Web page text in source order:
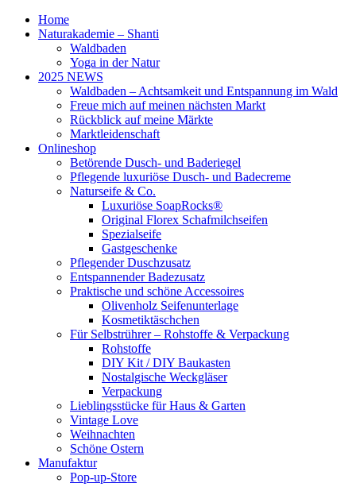
Home
Naturakademie – Shanti
Waldbaden
Yoga in der Natur
2025 NEWS
Waldbaden – Achtsamkeit und Entspannung im Wald
Freue mich auf meinen nächsten Markt
Rückblick auf meine Märkte
Marktleidenschaft
Onlineshop
Betörende Dusch- und Baderiegel
Pflegende luxuriöse Dusch- und Badecreme
Naturseife & Co.
Luxuriöse SoapRocks®
Original Florex Schafmilchseifen
Spezialseife
Gastgeschenke
Pflegender Duschzusatz
Entspannender Badezusatz
Praktische und schöne Accessoires
Olivenholz Seifenunterlage
Kosmetiktäschchen
Für Selbstrührer – Rohstoffe & Verpackung
Rohstoffe
DIY Kit / DIY Baukasten
Nostalgische Weckgläser
Verpackung
Lieblingsstücke für Haus & Garten
Vintage Love
Weihnachten
Schöne Ostern
Manufaktur
Pop-up-Store